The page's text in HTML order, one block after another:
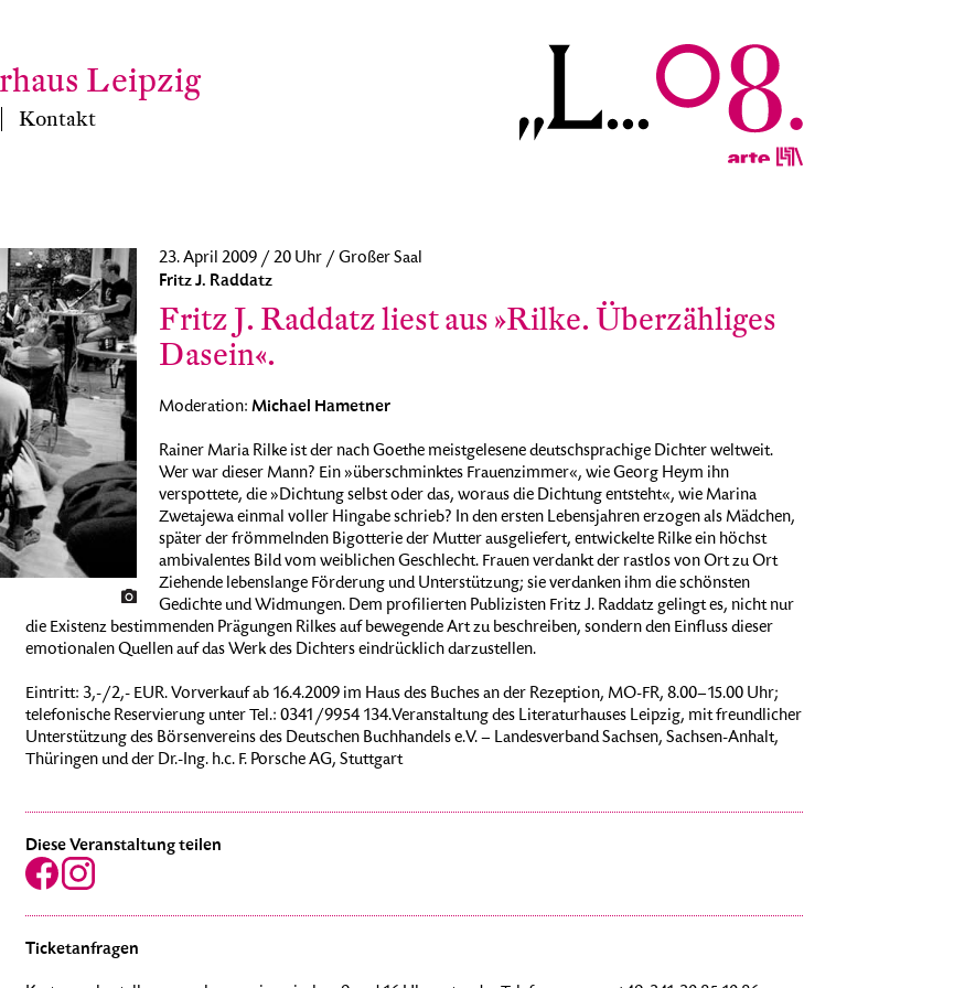
Leipzig
Kontakt
23. April 2009 / 20 Uhr / Großer Saal
Fritz J. Raddatz
Fritz J. Raddatz liest aus »Rilke. Überzähliges
Dasein«.
Moderation: Michael Hametner
Rainer Maria Rilke ist der nach Goethe meistgelesene deutschsprachige Dichter weltweit.
Wer war dieser Mann? Ein »überschminktes Frauenzimmer«, wie Georg Heym ihn
verspottete, die »Dichtung selbst oder das, woraus die Dichtung entsteht«, wie Marina
Zwetajewa einmal voller Hingabe schrieb? In den ersten Lebensjahren erzogen als Mädchen,
später der frömmelnden Bigotterie der Mutter ausgeliefert, entwickelte Rilke ein höchst
ambivalentes Bild vom weiblichen Geschlecht. Frauen verdankt der rastlos von Ort zu Ort
Ziehende lebenslange Förderung und Unterstützung; sie verdanken ihm die schönsten
Gedichte und Widmungen. Dem profilierten Publizisten Fritz J. Raddatz gelingt es, nicht nur
die Existenz bestimmenden Prägungen Rilkes auf bewegende Art zu beschreiben, sondern den Einfluss dieser
emotionalen Quellen auf das Werk des Dichters eindrücklich darzustellen.
Eintritt: 3,-/2,- EUR. Vorverkauf ab 16.4.2009 im Haus des Buches an der Rezeption, MO-FR, 8.00–15.00 Uhr;
telefonische Reservierung unter Tel.: 0341/9954 134.Veranstaltung des Literaturhauses Leipzig, mit freundlicher
Unterstützung des Börsenvereins des Deutschen Buchhandels e.V. – Landesverband Sachsen, Sachsen-Anhalt,
Thüringen und der Dr.-Ing. h.c. F. Porsche AG, Stuttgart
Diese Veranstaltung teilen
Ticketanfragen